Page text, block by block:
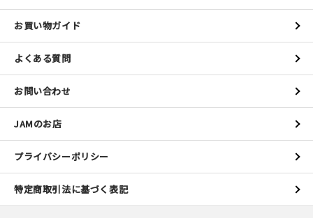
お買い物ガイド
よくある質問
お問い合わせ
JAMのお店
プライバシーポリシー
特定商取引法に基づく表記